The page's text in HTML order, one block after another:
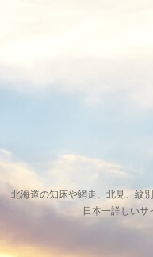
北海道の知床や網走、北見、紋
日本一詳しい